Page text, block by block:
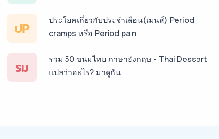
ปP
ประโยคเกี่ยวกับประจำเดือน(เมนส์) Period
cramps หรือ Period pain
รม
รวม 50 ขนมไทย ภาษาอังกฤษ - Thai Dessert
แปลว่าอะไร? มาดูกัน